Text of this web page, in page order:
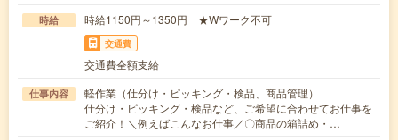
時給 時給1150円～1350円 ★Wワーク不可
交通費
交通費全額支給
仕事内容
軽作業（仕分け・ピッキング・検品、商品管理）
仕分け・ピッキング・検品など、ご希望に合わせてお仕事を
ご紹介！＼例えばこんなお仕事／〇商品の箱詰め・…